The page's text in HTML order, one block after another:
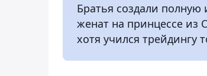
Братья создали
женат на принцессе
хотя учился трейдингу